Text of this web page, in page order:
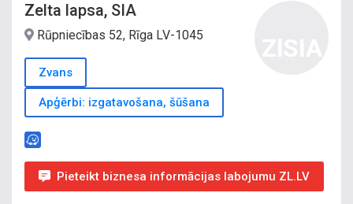
Zelta lapsa, SIA
Rūpniecības 52, Rīga LV-1045
Zvans
Apģērbi: izgatavošana, šūšana
Pieteikt biznesa informācijas labojumu ZL.LV